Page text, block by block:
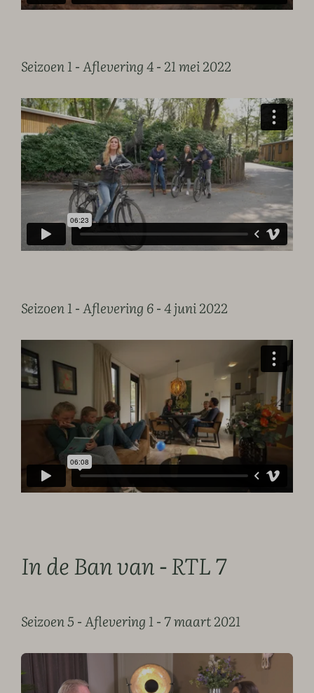
Seizoen 1 - Aflevering 4 - 21 mei 2022
Seizoen 1 - Aflevering 6 - 4 juni 2022
In de Ban van - RTL 7
Seizoen 5 - Aflevering 1 - 7 maart 2021